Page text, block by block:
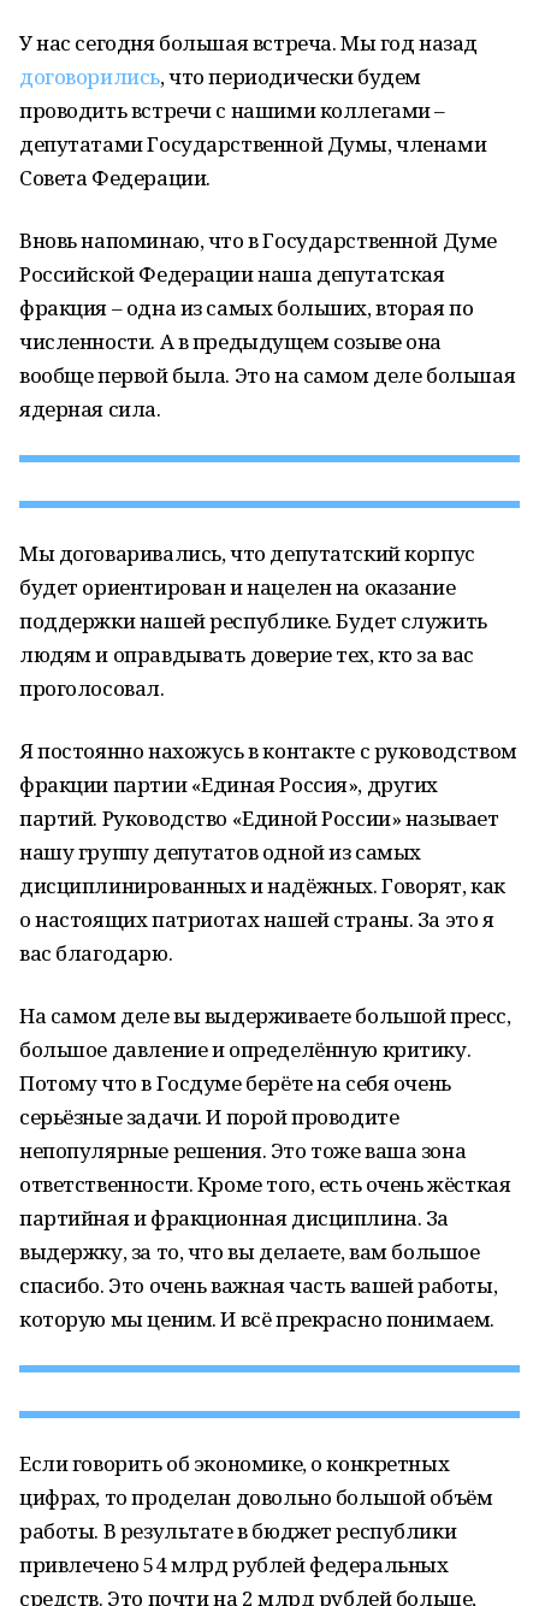
У нас сегодня большая встреча. Мы год назад
договорились, что периодически будем
проводить встречи с нашими коллегами –
депутатами Государственной Думы, членами
Совета Федерации.
Вновь напоминаю, что в Государственной Думе
Российской Федерации наша депутатская
фракция – одна из самых больших, вторая по
численности. А в предыдущем созыве она
вообще первой была. Это на самом деле большая
ядерная сила.
Мы договаривались, что депутатский корпус
будет ориентирован и нацелен на оказание
поддержки нашей республике. Будет служить
людям и оправдывать доверие тех, кто за вас
проголосовал.
Я постоянно нахожусь в контакте с руководством
фракции партии «Единая Россия», других
партий. Руководство «Единой России» называет
нашу группу депутатов одной из самых
дисциплинированных и надёжных. Говорят, как
о настоящих патриотах нашей страны. За это я
вас благодарю.
На самом деле вы выдерживаете большой пресс,
большое давление и определённую критику.
Потому что в Госдуме берёте на себя очень
серьёзные задачи. И порой проводите
непопулярные решения. Это тоже ваша зона
ответственности. Кроме того, есть очень жёсткая
партийная и фракционная дисциплина. За
выдержку, за то, что вы делаете, вам большое
спасибо. Это очень важная часть вашей работы,
которую мы ценим. И всё прекрасно понимаем.
Если говорить об экономике, о конкретных
цифрах, то проделан довольно большой объём
работы. В результате в бюджет республики
привлечено 54 млрд рублей федеральных
средств. Это почти на 2 млрд рублей больше,